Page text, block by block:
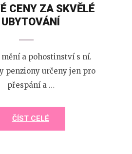
CENY ZA SKVĚLÉ
UBYTOVÁNÍ
mění a pohostinství s ní.
penziony určeny jen pro
přespání a …
ČÍST CELÉ